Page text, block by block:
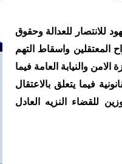
للانتصار للعدالة وحقوق
المعتقلين واسقاط التهم
والنيابة العامة فيما
فيما يتعلق بالاعتقال
للقضاء النزيه العادل